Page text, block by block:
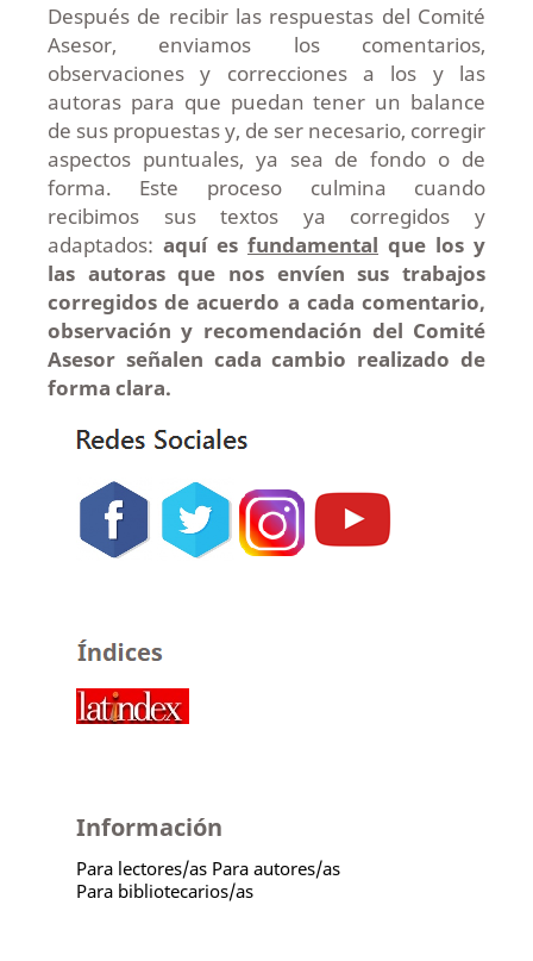
Después de recibir las respuestas del Comité
Asesor, enviamos los comentarios,
observaciones y correcciones a los y las
autoras para que puedan tener un balance
de sus propuestas y, de ser necesario, corregir
aspectos puntuales, ya sea de fondo o de
forma. Este proceso culmina cuando
recibimos sus textos ya corregidos y
adaptados: aquí esfundamental que los y
las autoras que nos envíen sus trabajos
corregidos de acuerdo a cada comentario,
observación y recomendación del Comité
Asesor señalen cada cambio realizado de
forma clara.
Información
Para lectores/as Para autores/as
Para bibliotecarios/as